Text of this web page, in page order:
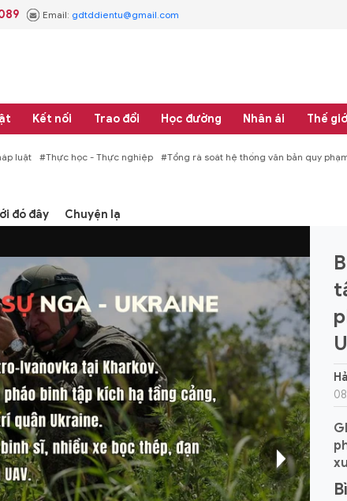
Email: gdtddientu@gmail.com
Kết nối Trao đổi Học đường Nhân ái Thế
luật #Thực học - Thực nghiệp #Tổng rà soát hệ thống văn bản quy
đó đây Chuyện lạ